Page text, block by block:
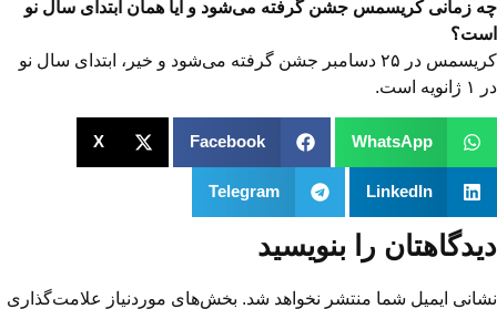
چه زمانی کریسمس جشن گرفته می‌شود و آیا همان ابتدای سال نو
است؟
کریسمس در ۲۵ دسامبر جشن گرفته می‌شود و خیر، ابتدای سال نو
در ۱ ژانویه است.
WhatsApp
Facebook
X
LinkedIn
Telegram
دیدگاهتان را بنویسید
نشانی ایمیل شما منتشر نخواهد شد. بخش‌های موردنیاز علامت‌گذاری